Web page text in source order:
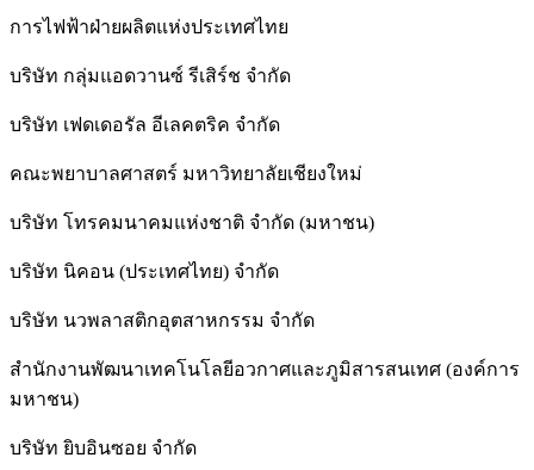
การไฟฟ้าฝ่ายผลิตแห่งประเทศไทย
บริษัท กลุ่มแอดวานซ์ รีเสิร์ช จำกัด
บริษัท เฟดเดอรัล อีเลคตริค จำกัด
คณะพยาบาลศาสตร์ มหาวิทยาลัยเชียงใหม่
บริษัท โทรคมนาคมแห่งชาติ จำกัด (มหาชน)
บริษัท นิคอน (ประเทศไทย) จำกัด
บริษัท นวพลาสติกอุตสาหกรรม จำกัด
สำนักงานพัฒนาเทคโนโลยีอวกาศและภูมิสารสนเทศ (องค์การ
มหาชน)
บริษัท ยิบอินซอย จำกัด